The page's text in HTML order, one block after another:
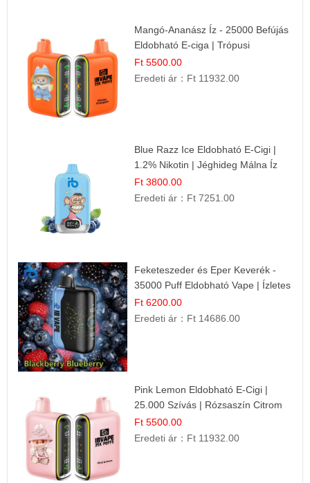
Mangó-Ananász Íz - 25000 Befújás
Eldobható E-ciga | Trópusi
Gyümölcs Élmény!
Ft 5500.00
Eredeti ár： Ft 11932.00
Blue Razz Ice Eldobható E-Cigi |
1.2% Nikotin | Jéghideg Málna Íz
Ft 3800.00
Eredeti ár： Ft 7251.00
Feketeszeder és Eper Keverék -
35000 Puff Eldobható Vape | Ízletes
Gyümölcsökombináció!
Ft 6200.00
Eredeti ár： Ft 14686.00
Pink Lemon Eldobható E-Cigi |
25.000 Szívás | Rózsaszín Citrom
Íz
Ft 5500.00
Eredeti ár： Ft 11932.00